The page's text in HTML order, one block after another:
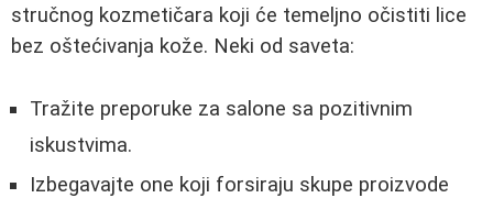
stručnog kozmetičara koji će temeljno očistiti lice
bez oštećivanja kože. Neki od saveta:
Tražite preporuke za salone sa pozitivnim
iskustvima.
Izbegavajte one koji forsiraju skupe proizvode